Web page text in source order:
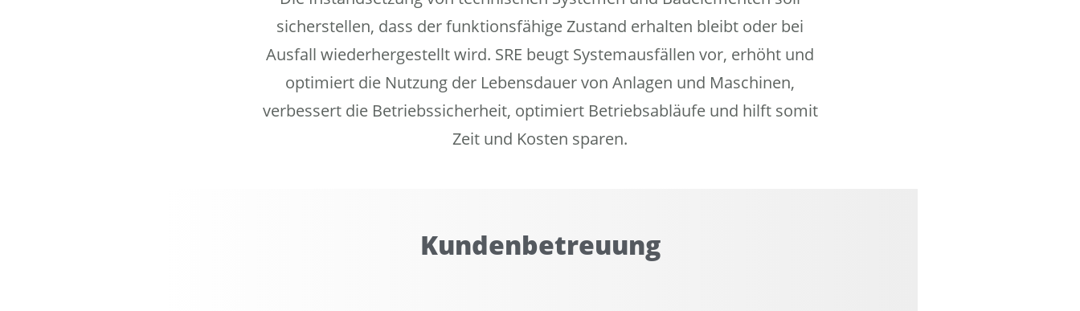
sicherstellen, dass der funktionsfähige Zustand erhalten bleibt oder bei
Ausfall wiederhergestellt wird. SRE beugt Systemausfällen vor, erhöht und
optimiert die Nutzung der Lebensdauer von Anlagen und Maschinen,
verbessert die Betriebssicherheit, optimiert Betriebsabläufe und hilft somit
Zeit und Kosten sparen.
Kundenbetreuung